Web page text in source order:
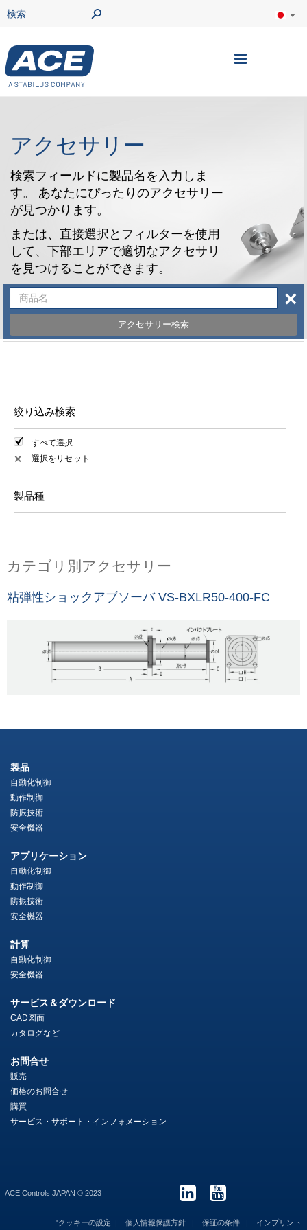
ナ
アクセサリー
検索フィールドに製品名を入力しま
す。 あなたにぴったりのアクセサリー
が見つかります。
または、直接選択とフィルターを使用
して、下部エリアで適切なアクセサリ
を見つけることができます。
アクセサリー検索
×
絞り込み検索
すべて選択
✕ 選択をリセット
製品種
カテゴリ別アクセサリー
粘弾性ショックアブソーバ VS-BXLR50-400-FC
製品
自動化制御
動作制御
防振技術
安全機器
アプリケーション
自動化制御
動作制御
防振技術
安全機器
計算
自動化制御
安全機器
サービス＆ダウンロード
CAD図面
カタログなど
お問合せ
販売
価格のお問合せ
購買
サービス・サポート・インフォメーション
ACE Controls JAPAN © 2023
"クッキーの設定 個人情報保護方針 保証の条件 インプリント